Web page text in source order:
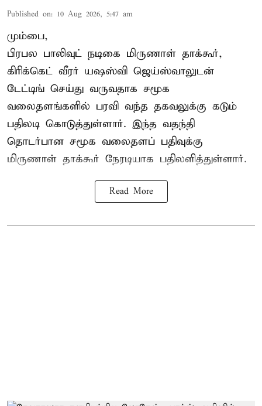
Published on: 10 Aug 2026, 5:47 am
மும்பை,
பிரபல பாலிவுட் நடிகை மிருணாள் தாக்கூர்,
கிரிக்கெட் வீரர் யஷஸ்வி ஜெய்ஸ்வாலுடன்
டேட்டிங் செய்து வருவதாக சமூக
வலைதளங்களில் பரவி வந்த தகவலுக்கு கடும்
பதிலடி கொடுத்துள்ளார். இந்த வதந்தி
தொடர்பான சமூக வலைதளப் பதிவுக்கு
மிருணாள் தாக்கூர் நேரடியாக பதிலளித்துள்ளார்.
Read More